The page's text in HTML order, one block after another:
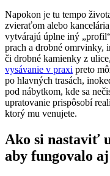
Napokon je tu tempo
zvieraťom alebo
vytvárajú úplne iný
prach a drobné omrvinky,
či drobné kamienky z
vysávanie v praxi preto
po hlavných trasách,
pod nábytkom, kde sa
upratovanie prispôsobí
ktorý mu venujete.
Ako si nastaviť
aby fungovalo